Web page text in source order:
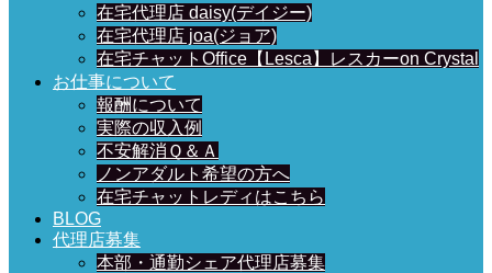
在宅代理店 daisy(デイジー)
在宅代理店 joa(ジョア)
在宅チャットOffice【Lesca】レスカーon Crystal
お仕事について
報酬について
実際の収入例
不安解消Ｑ＆Ａ
ノンアダルト希望の方へ
在宅チャットレディはこちら
BLOG
代理店募集
本部・通勤シェア代理店募集